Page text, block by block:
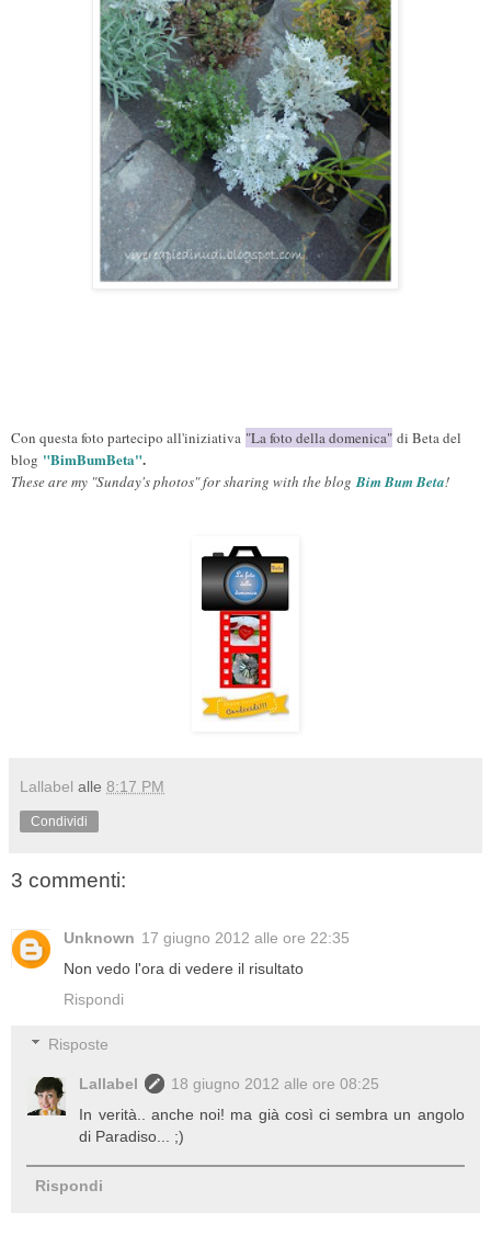
Con questa foto partecipo all'iniziativa "La foto della domenica" di Beta del
blog "BimBumBeta".
These are my "Sunday's photos" for sharing with the blogBim Bum Beta!
Lallabel alle 8:17 PM
Condividi
3 commenti:
Unknown 17 giugno 2012 alle ore 22:35
Non vedo l'ora di vedere il risultato
Rispondi
Risposte
Lallabel
18 giugno 2012 alle ore 08:25
In verità.. anche noi! ma già così ci sembra un angolo
di Paradiso... ;)
Rispondi